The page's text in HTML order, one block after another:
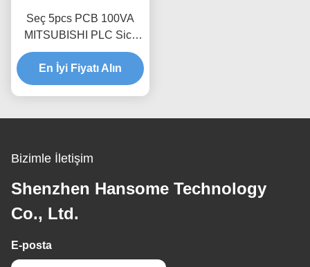
Seç 5pcs PCB 100VA
MITSUBISHI PLC Sick
Sensor PCB Reddedilme
Taşıyıcı
En İyi Fiyatı Alın
Bizimle İletişim
Shenzhen Hansome Technology
Co., Ltd.
E-posta